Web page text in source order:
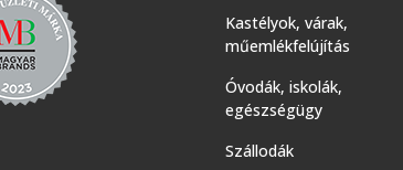
Kastélyok, várak,
műemlékfelújítás
Óvodák, iskolák,
egészségügy
Szállodák